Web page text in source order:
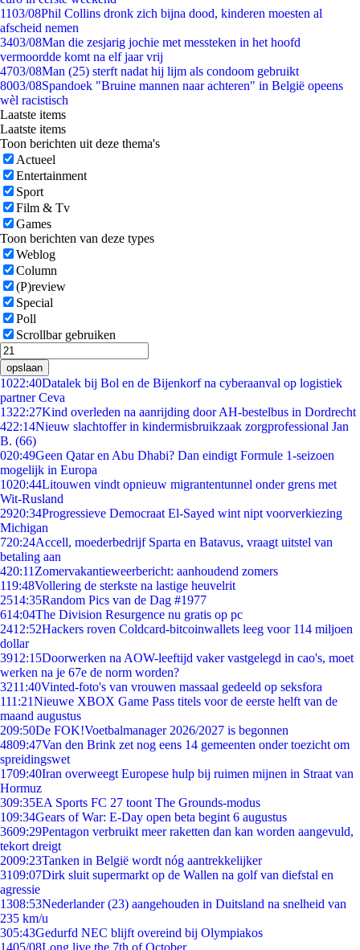
1103/08Phil Collins dronk zich bijna dood, kinderen moesten al
afscheid nemen
3403/08Man die zesjarig jochie met messteken in het hoofd
vermoordde komt na elf jaar vrij
4703/08Man (25) sterft nadat hij lijm als condoom gebruikt
8003/08Spandoek "Bruine mannen naar achteren" in België opeens
wèl racistisch
Laatste items
Laatste items
Toon berichten uit deze thema's
Actueel
Entertainment
Sport
Film & Tv
Games
Toon berichten van deze types
Weblog
Column
(P)review
Special
Poll
Scrollbar gebruiken
opslaan
1022:40Datalek bij Bol en de Bijenkorf na cyberaanval op logistiek
partner Ceva
1322:27Kind overleden na aanrijding door AH-bestelbus in Dordrecht
422:14Nieuw slachtoffer in kindermisbruikzaak zorgprofessional Jan
B. (66)
020:49Geen Qatar en Abu Dhabi? Dan eindigt Formule 1-seizoen
mogelijk in Europa
1020:44Litouwen vindt opnieuw migrantentunnel onder grens met
Wit-Rusland
2920:34Progressieve Democraat El-Sayed wint nipt voorverkiezing
Michigan
720:24Accell, moederbedrijf Sparta en Batavus, vraagt uitstel van
betaling aan
420:11 Zomervakantieweerbericht: aanhoudend zomers
119:48Vollering de sterkste na lastige heuvelrit
2514:35Random Pics van de Dag #1977
614:04The Division Resurgence nu gratis op pc
2412:52Hackers roven Coldcard-bitcoinwallets leeg voor 114 miljoen
dollar
3912:15Doorwerken na AOW-leeftijd vaker vastgelegd in cao's, moet
werken na je 67e de norm worden?
3211:40Vinted-foto's van vrouwen massaal gedeeld op seksfora
111:21Nieuwe XBOX Game Pass titels voor de eerste helft van de
maand augustus
209:50De FOK!Voetbalmanager 2026/2027 is begonnen
4809:47Van den Brink zet nog eens 14 gemeenten onder toezicht om
spreidingswet
1709:40Iran overweegt Europese hulp bij ruimen mijnen in Straat van
Hormuz
309:35EA Sports FC 27 toont The Grounds-modus
109:34Gears of War: E-Day open beta begint 6 augustus
3609:29Pentagon verbruikt meer raketten dan kan worden aangevuld,
tekort dreigt
2009:23Tanken in België wordt nóg aantrekkelijker
3109:07Dirk sluit supermarkt op de Wallen na golf van diefstal en
agressie
1308:53Nederlander (23) aangehouden in Duitsland na snelheid van
235 km/u
305:43Gedurfd NEC blijft overeind bij Olympiakos
1405/08Long live the 7th of October